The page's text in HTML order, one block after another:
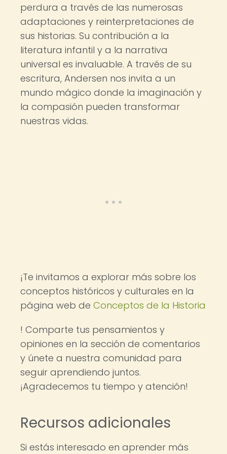
perdura a través de las numerosas
adaptaciones y reinterpretaciones de
sus historias. Su contribución a la
literatura infantil y a la narrativa
universal es invaluable. A través de su
escritura, Andersen nos invita a un
mundo mágico donde la imaginación y
la compasión pueden transformar
nuestras vidas.
¡Te invitamos a explorar más sobre los
conceptos históricos y culturales en la
página web de Conceptos de la Historia
! Comparte tus pensamientos y
opiniones en la sección de comentarios
y únete a nuestra comunidad para
seguir aprendiendo juntos.
¡Agradecemos tu tiempo y atención!
Recursos adicionales
Si estás interesado en aprender más